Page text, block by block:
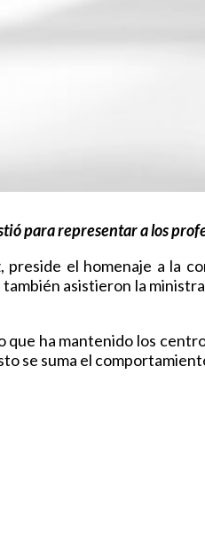
para representar a los
el homenaje a la
asistieron la
que ha mantenido los
se suma el